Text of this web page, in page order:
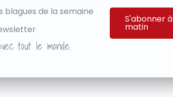
blagues de la semaine
S'abonner
matin
tout le monde.